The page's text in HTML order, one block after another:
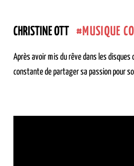
CHRISTINE OTT MUSIQUE
Après avoir mis du rêve dans les
constante de partager sa passion pour